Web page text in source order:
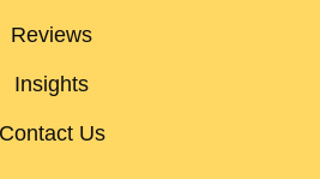
Reviews
Insights
Contact Us